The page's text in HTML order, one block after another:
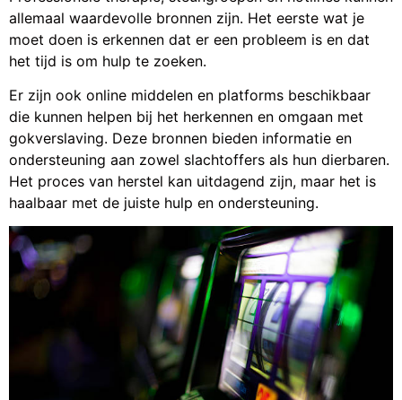
allemaal waardevolle bronnen zijn. Het eerste wat je
moet doen is erkennen dat er een probleem is en dat
het tijd is om hulp te zoeken.
Er zijn ook online middelen en platforms beschikbaar
die kunnen helpen bij het herkennen en omgaan met
gokverslaving. Deze bronnen bieden informatie en
ondersteuning aan zowel slachtoffers als hun dierbaren.
Het proces van herstel kan uitdagend zijn, maar het is
haalbaar met de juiste hulp en ondersteuning.